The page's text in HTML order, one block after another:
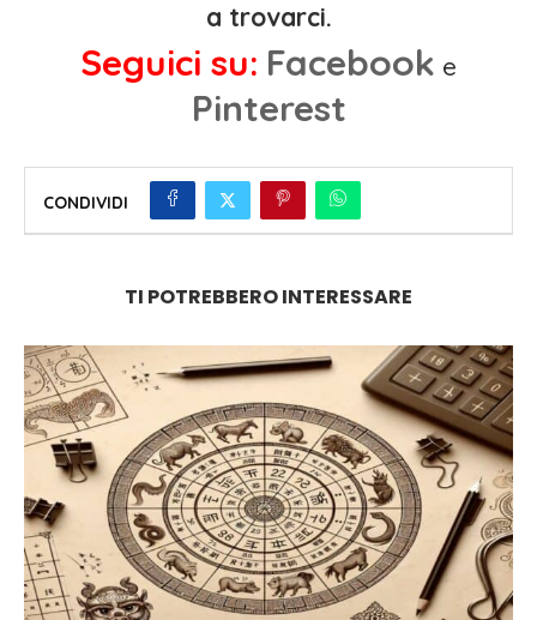
a trovarci.
Seguici su: Facebook e
Pinterest
CONDIVIDI
TI POTREBBERO INTERESSARE